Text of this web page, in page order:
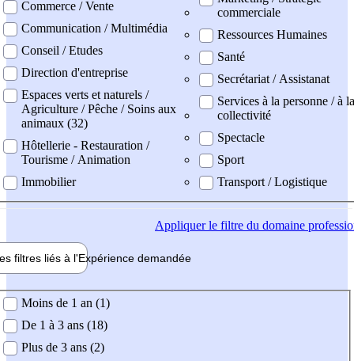
Commerce / Vente
Communication / Multimédia
Conseil / Etudes
Direction d'entreprise
Espaces verts et naturels /
Agriculture / Pêche / Soins aux
animaux (32)
Hôtellerie - Restauration /
Tourisme / Animation
Immobilier
commerciale
Ressources Humaines
Santé
Secrétariat / Assistanat
Services à la personne / à la
collectivité
Spectacle
Sport
Transport / Logistique
Appliquerle filtre du domaine
filtres liés à l'Expérience demandée
demandée
Moins de 1 an (1)
De 1 à 3 ans (18)
Plus de 3 ans (2)